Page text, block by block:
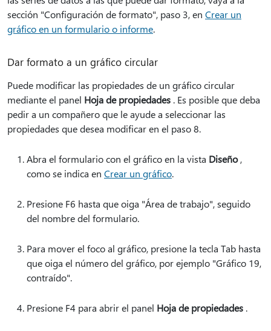
sección "Configuración de formato", paso 3, en Crear un
gráfico en un formulario o informe.
Dar formato a un gráfico circular
Puede modificar las propiedades de un gráfico circular
mediante el panel Hoja de propiedades . Es posible que deba
pedir a un compañero que le ayude a seleccionar las
propiedades que desea modificar en el paso 8.
Abra el formulario con el gráfico en la vista Diseño,
como se indica en Crear un gráfico.
Presione F6 hasta que oiga "Área de trabajo", seguido
del nombre del formulario.
Para mover el foco al gráfico, presione la tecla Tab hasta
que oiga el número del gráfico, por ejemplo "Gráfico 19,
contraído".
Presione F4 para abrir el panel Hoja de propiedades .